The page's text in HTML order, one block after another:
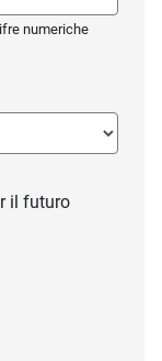
numeriche
il futuro